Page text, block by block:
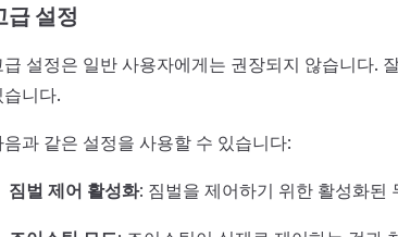
급 설정
급 설정은 일반 사용자에게는 권장되지 않습니다.
습니다.
음과 같은 설정을 사용할 수 있습니다:
짐벌 제어 활성화: 짐벌을 제어하기 위한 활성화된